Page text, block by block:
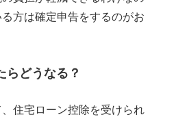
方は確定申告をするのがお
らどうなる？
住宅ローン控除を受けられ